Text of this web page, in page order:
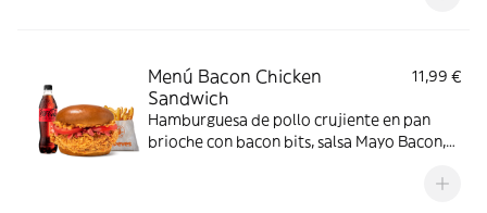
Menú Bacon Chicken
Sandwich
11,99 €
Hamburguesa de pollo crujiente en pan
brioche con bacon bits, salsa Mayo Bacon,